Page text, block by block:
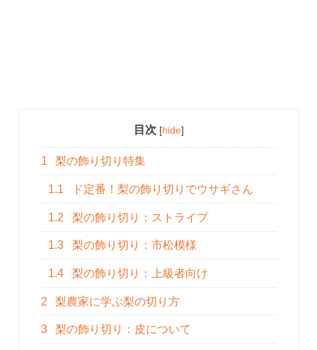
目次 [hide]
1 梨の飾り切り特集
1.1 ド定番！梨の飾り切りでウサギさん
1.2 梨の飾り切り：ストライプ
1.3 梨の飾り切り：市松模様
1.4 梨の飾り切り：上級者向け
2 梨農家に学ぶ梨の切り方
3 梨の飾り切り：皮について